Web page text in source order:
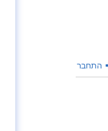
התחבר